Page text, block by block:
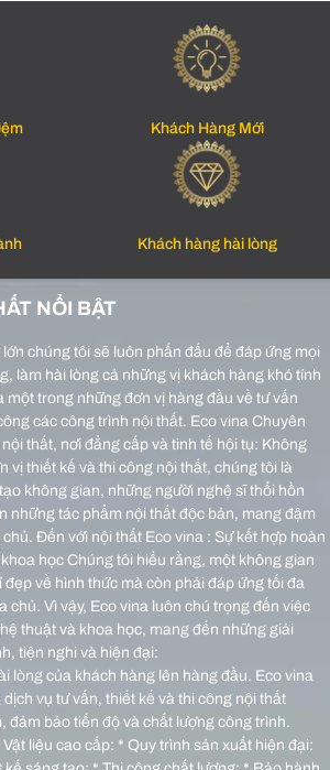
Khách Hàng Mới
Khách hàng hài lòng
NỔI BẬT
chúng tôi sẽ luôn phấn đấu để đáp ứng mọi
làm hài lòng cả những vị khách hàng khó tính
một trong những đơn vị hàng đầu về tư vấn
các công trình nội thất. Eco vina Chuyên
thất, nơi đẳng cấp và tinh tế hội tụ: Không
vị thiết kế và thi công nội thất, chúng tôi là
không gian, những người nghệ sĩ thổi hồn
những tác phẩm nội thất độc bản, mang đậm
chủ. Đến với nội thất Eco vina : Sự kết hợp hoàn
học Chúng tôi hiểu rằng, một không gian
về hình thức mà còn phải đáp ứng tối đa
chủ. Vì vậy, Eco vina luôn chú trọng đến việc
thuật và khoa học, mang đến những giải
tiện nghi và hiện đại:
lòng của khách hàng lên hàng đầu. Eco vina
vụ tư vấn, thiết kế và thi công nội thất
đảm bảo tiến độ và chất lượng công trình.
liệu cao cấp: * Quy trình sản xuất hiện đại: